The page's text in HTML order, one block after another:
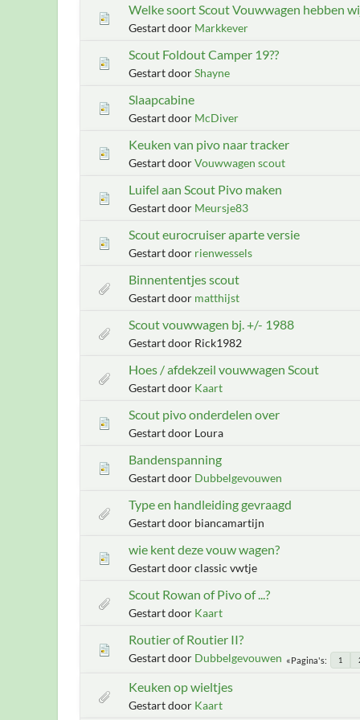
Welke soort Scout Vouwwagen hebben
Gestart door Markkever
Scout Foldout Camper 19??
Gestart doorShayne
Slaapcabine
Gestart door McDiver
Keuken van pivo naar tracker
Gestart doorVouwwagen scout
Luifel aan Scout Pivo maken
Gestart door Meursje83
Scout eurocruiser aparte versie
Gestart door rienwessels
Binnententjes scout
Gestart door matthijst
Scout vouwwagen bj. +/- 1988
Gestart door Rick1982
Hoes / afdekzeil vouwwagen Scout
Gestart door Kaart
Scout pivo onderdelen over
Gestart door Loura
Bandenspanning
Gestart door Dubbelgevouwen
Type en handleiding gevraagd
Gestart door biancamartijn
wie kent deze vouw wagen?
Gestart door classic vwtje
Scout Rowan of Pivo of ...?
Gestart door Kaart
Routier of Routier II?
Gestart door Dubbelgevouwen Pagina's 1
Keuken op wieltjes
Gestart door Kaart